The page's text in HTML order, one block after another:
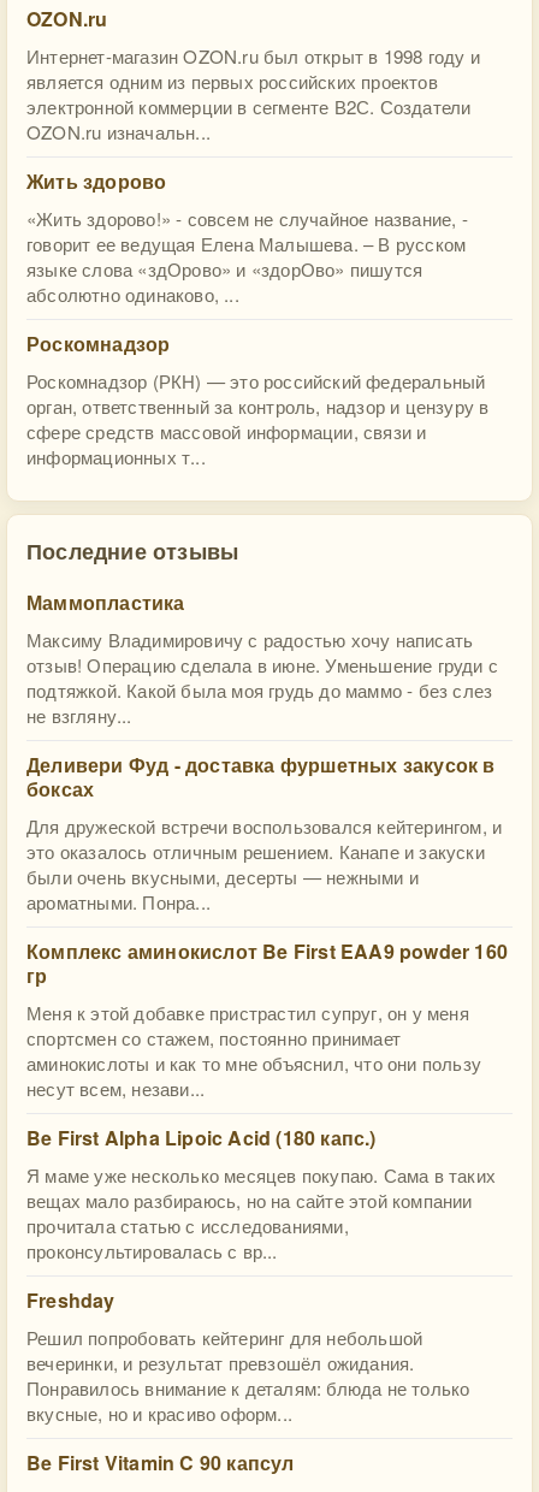
OZON.ru
Интернет-магазин OZON.ru был открыт в 1998 году и
является одним из первых российских проектов
электронной коммерции в сегменте В2С. Создатели
OZON.ru изначальн...
Жить здорово
«Жить здорово!» - совсем не случайное название, -
говорит ее ведущая Елена Малышева. – В русском
языке слова «здОрово» и «здорОво» пишутся
абсолютно одинаково, ...
Роскомнадзор
Роскомнадзор (РКН) — это российский федеральный
орган, ответственный за контроль, надзор и цензуру в
сфере средств массовой информации, связи и
информационных т...
Последние отзывы
Маммопластика
Максиму Владимировичу с радостью хочу написать
отзыв! Операцию сделала в июне. Уменьшение груди с
подтяжкой. Какой была моя грудь до маммо - без слез
не взгляну...
Деливери Фуд - доставка фуршетных закусок в
боксах
Для дружеской встречи воспользовался кейтерингом, и
это оказалось отличным решением. Канапе и закуски
были очень вкусными, десерты — нежными и
ароматными. Понра...
Комплекс аминокислот Be First EAA9 powder 160
гр
Меня к этой добавке пристрастил супруг, он у меня
спортсмен со стажем, постоянно принимает
аминокислоты и как то мне объяснил, что они пользу
несут всем, незави...
Be First Alpha Lipoic Acid (180 капс.)
Я маме уже несколько месяцев покупаю. Сама в таких
вещах мало разбираюсь, но на сайте этой компании
прочитала статью с исследованиями,
проконсультировалась с вр...
Freshday
Решил попробовать кейтеринг для небольшой
вечеринки, и результат превзошёл ожидания.
Понравилось внимание к деталям: блюда не только
вкусные, но и красиво оформ...
Be First Vitamin C 90 капсул